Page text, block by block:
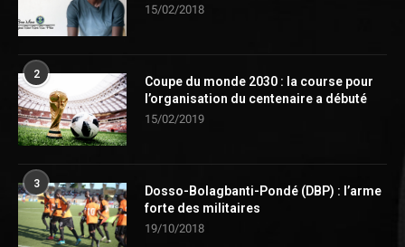
15/02/2018
2
Coupe du monde 2030 : la course pour
l’organisation du centenaire a débuté
15/02/2019
3
Dosso-Bolagbanti-Pondé (DBP) : l’arme
forte des militaires
19/10/2018